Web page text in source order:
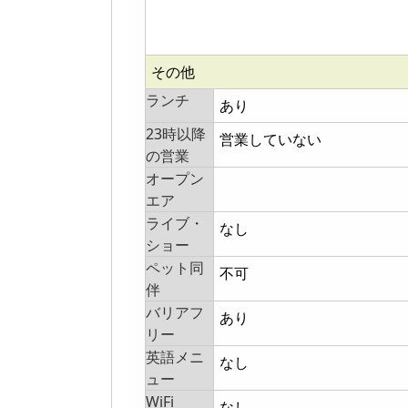
その他
ランチ
あり
23時以降
の営業
営業していない
オープン
エア
ライブ・
ショー
なし
ペット同
伴
不可
バリアフ
リー
あり
英語メニ
ュー
なし
WiFi